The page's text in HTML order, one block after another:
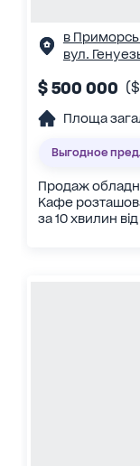
в
вул.
$ 500 000
Площа
Выгодное
Продаж
Кафе
за 10 хвилин